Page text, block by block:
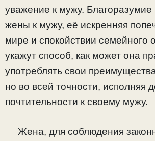
уважение к мужу.
жены к мужу, её искренняя
мире и спокойствии семейного
укажут способ, как может она
употреблять свои
но во всей точности, исполняя
почтительности к своему мужу.
Жена, для соблюдения